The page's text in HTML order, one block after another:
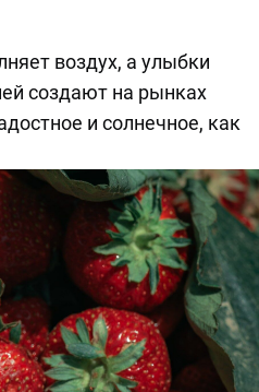
воздух, а улыбки
создают на рынках
и солнечное, как